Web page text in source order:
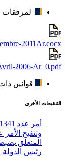
المرفقات
2011Ar.docx
2006-Ar_0.pdf
قوانين
التنقيحات الأخرى
المتعلق
رئيس